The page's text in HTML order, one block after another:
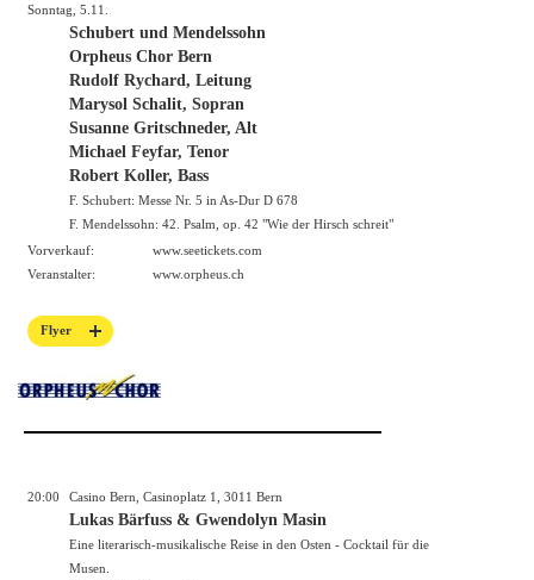
Sonntag, 5.11.
Schubert und Mendelssohn
Orpheus Chor Bern
Rudolf Rychard, Leitung
Marysol Schalit, Sopran
Susanne Gritschneder, Alt
Michael Feyfar, Tenor
Robert Koller, Bass
F. Schubert: Messe Nr. 5 in As-Dur D 678
F. Mendelssohn: 42. Psalm, op. 42 "Wie der Hirsch schreit"
Vorverkauf:
www.seetickets.com
Veranstalter:
www.orpheus.ch
Flyer
20:00 Casino Bern, Casinoplatz 1, 3011 Bern
Lukas Bärfuss & Gwendolyn Masin
Eine literarisch-musikalische Reise in den Osten - Cocktail für die
Musen.